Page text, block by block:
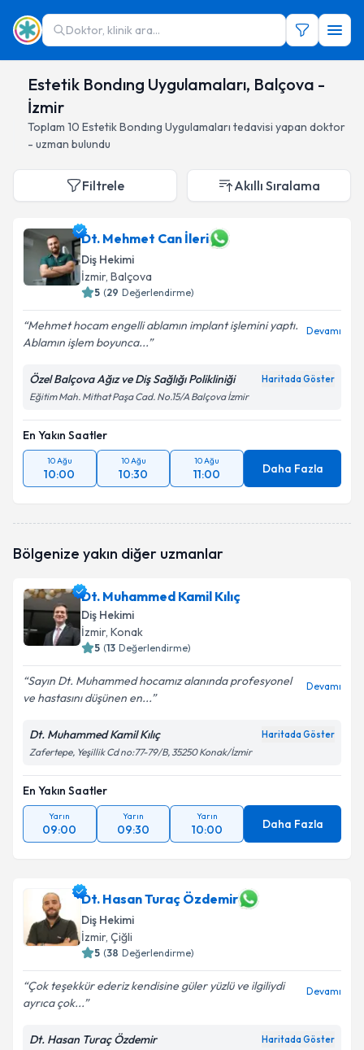
Doktor, klinik ara...
Estetik Bondıng Uygulamaları, Balçova -
İzmir
Toplam 10 Estetik Bondıng Uygulamaları tedavisi yapan doktor
- uzman bulundu
Filtrele Akıllı Sıralama
Dt. Mehmet Can İleri
Diş Hekimi
İzmir, Balçova
5 (29 Değerlendirme)
Mehmet hocam engelli ablamın implant işlemini yaptı.
Ablamın işlem boyunca...
Devamı
Özel Balçova Ağız ve Diş Sağlığı Polikliniği Haritada Göster
Eğitim Mah. Mithat Paşa Cad. No.15/A Balçova İzmir
En Yakın Saatler
10 Ağu
10:00
10 Ağu
10:30
10 Ağu
11:00 Daha Fazla
Bölgenize yakın diğer uzmanlar
Dt. Muhammed Kamil Kılıç
Diş Hekimi
İzmir, Konak
5 (13 Değerlendirme)
Sayın Dt. Muhammed hocamız alanında profesyonel
ve hastasını düşünen en...
Devamı
Dt. Muhammed Kamil Kılıç Haritada Göster
Zafertepe, Yeşillik Cd no:77-79/B, 35250 Konak/İzmir
En Yakın Saatler
Yarın
09:00
Yarın
09:30
Yarın
10:00 Daha Fazla
Dt. Hasan Turaç Özdemir
Diş Hekimi
İzmir, Çiğli
5 (38 Değerlendirme)
Çok teşekkür ederiz kendisine güler yüzlü ve ilgiliydi
ayrıca çok...
Devamı
Dt. Hasan Turaç Özdemir Haritada Göster